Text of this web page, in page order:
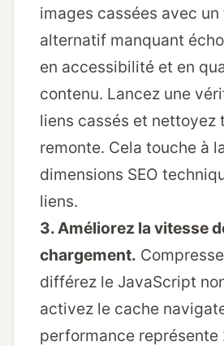
images cassées avec
alternatif manquant
en accessibilité et en
contenu. Lancez une
liens cassés et nettoyez
remonte. Cela touche à
dimensions SEO
liens.
3. Améliorez la vitesse
chargement.
différez le JavaScript
activez le cache
performance représente